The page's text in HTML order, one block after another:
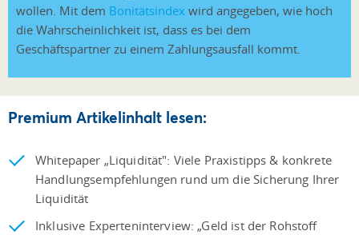
wollen. Mit dem Bonitätsindex wird angegeben, wie hoch
die Wahrscheinlichkeit ist, dass es bei dem
Geschäftspartner zu einem Zahlungsausfall kommt.
Premium Artikelinhalt lesen:
Whitepaper „Liquidität": Viele Praxistipps & konkrete
Handlungsempfehlungen rund um die Sicherung Ihrer
Liquidität
Inklusive Experteninterview: „Geld ist der Rohstoff